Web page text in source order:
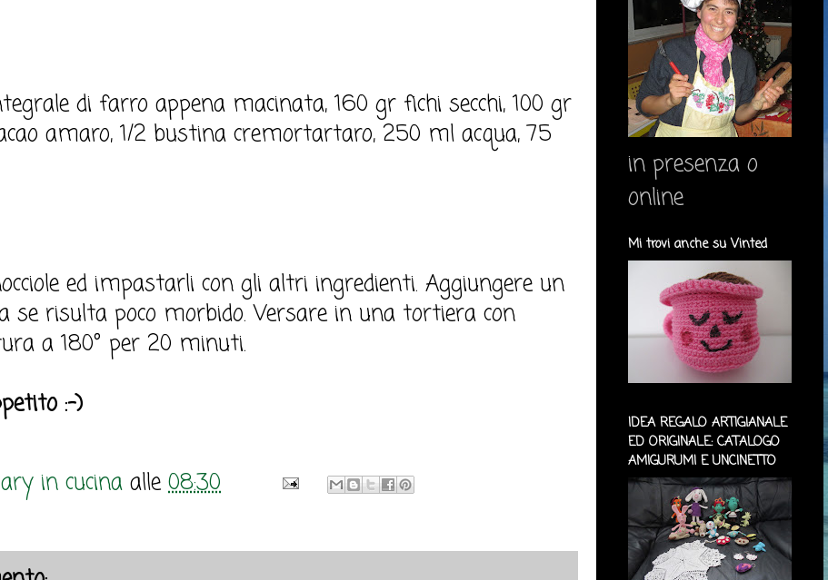
di farro appena macinata, 160 gr fichi secchi, 100 gr
amaro, 1/2 bustina cremortartaro, 250 ml acqua, 75
ed impastarli con gli altri ingredienti. Aggiungere un
se risulta poco morbido. Versare in una tortiera con
a 180° per 20 minuti.
:-)
in cucina alle 08:30
in presenza o
online
Mi trovi anche su Vinted
IDEA REGALO ARTIGIANALE
ED ORIGINALE: CATALOGO
AMIGURUMI E UNCINETTO